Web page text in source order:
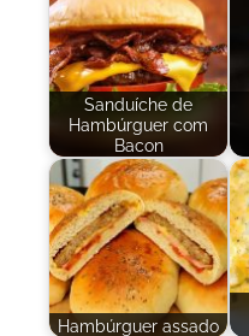
Sanduíche de
Hambúrguer com
Bacon
Hambúrguer assado